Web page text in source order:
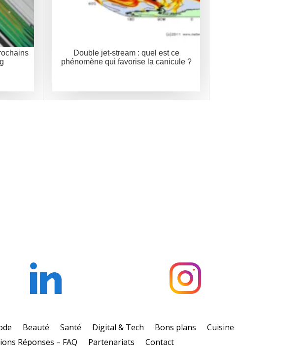
Double jet-stream : quel est ce
phénomène qui favorise la canicule ?
Beauté Santé Digital & Tech Bons plans
Cuisine
Réponses – FAQ Partenariats Contact